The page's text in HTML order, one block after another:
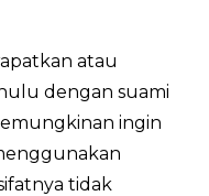
atau
dengan suami
ingin
tidak